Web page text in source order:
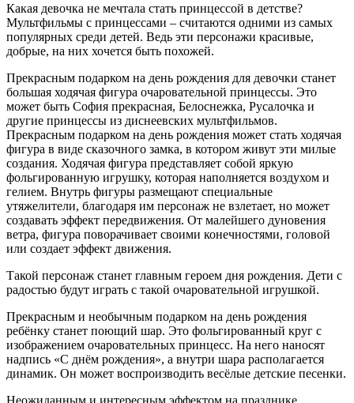
Какая девочка не мечтала стать принцессой в детстве?
Мультфильмы с принцессами – считаются одними из самых
популярных среди детей. Ведь эти персонажи красивые,
добрые, на них хочется быть похожей.
Прекрасным подарком на день рождения для девочки станет
большая ходячая фигура очаровательной принцессы. Это
может быть София прекрасная, Белоснежка, Русалочка и
другие принцессы из диснеевских мультфильмов.
Прекрасным подарком на день рождения может стать ходячая
фигура в виде сказочного замка, в котором живут эти милые
создания. Ходячая фигура представляет собой яркую
фольгированную игрушку, которая наполняется воздухом и
гелием. Внутрь фигуры размещают специальные
утяжелители, благодаря им персонаж не взлетает, но может
создавать эффект передвижения. От малейшего дуновения
ветра, фигура поворачивает своими конечностями, головой
или создает эффект движения.
Такой персонаж станет главным героем дня рождения. Дети с
радостью будут играть с такой очаровательной игрушкой.
Прекрасным и необычным подарком на день рождения
ребёнку станет поющий шар. Это фольгированный круг с
изображением очаровательных принцесс. На него наносят
надпись «С днём рождения», а внутри шара располагается
динамик. Он может воспроизводить весёлые детские песенки.
Неожиданным и интересным эффектом на празднике